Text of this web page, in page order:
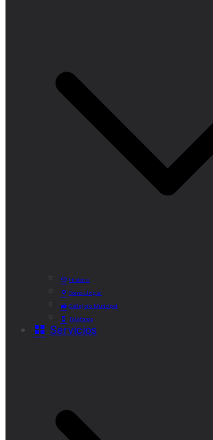
Historia
Cómo Llegar
Callejero Municipal
Teléfonos
Servicios